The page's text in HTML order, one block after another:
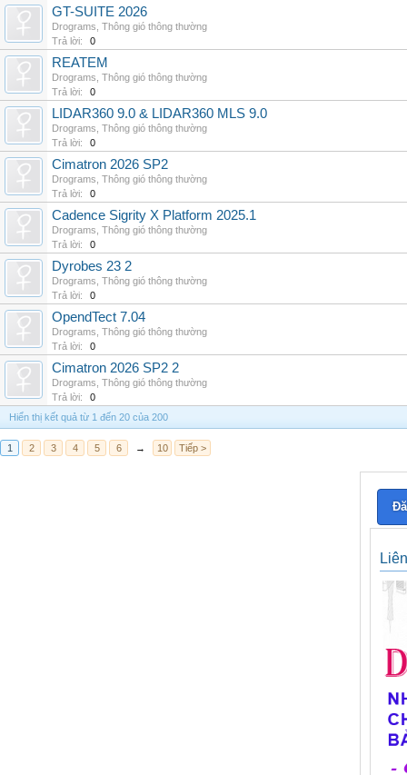
GT-SUITE 2026
Drograms Thông gió thông thường
Trả lời:
0
REATEM
Drograms Thông gió thông thường
Trả lời:
0
LIDAR360 9.0 & LIDAR360 MLS 9.0
Drograms Thông gió thông thường
Trả lời:
0
Cimatron 2026 SP2
Drograms Thông gió thông thường
Trả lời:
0
Cadence Sigrity X Platform 2025.1
Drograms Thông gió thông thường
Trả lời:
0
Dyrobes 23 2
Drograms Thông gió thông thường
Trả lời:
0
OpendTect 7.04
Drograms Thông gió thông thường
Trả lời:
0
Cimatron 2026 SP2 2
Drograms Thông gió thông thường
Trả lời:
0
Hiển thị kết quả từ 1 đến 20 của 200
1 2 3 4 5 6 → 10 Tiếp >